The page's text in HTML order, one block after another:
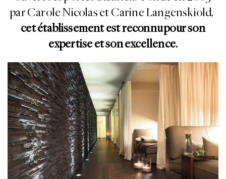
par Carole Nicolas et Carine Langenskiold,
cet établissement est reconnu pour son
expertise et son excellence.